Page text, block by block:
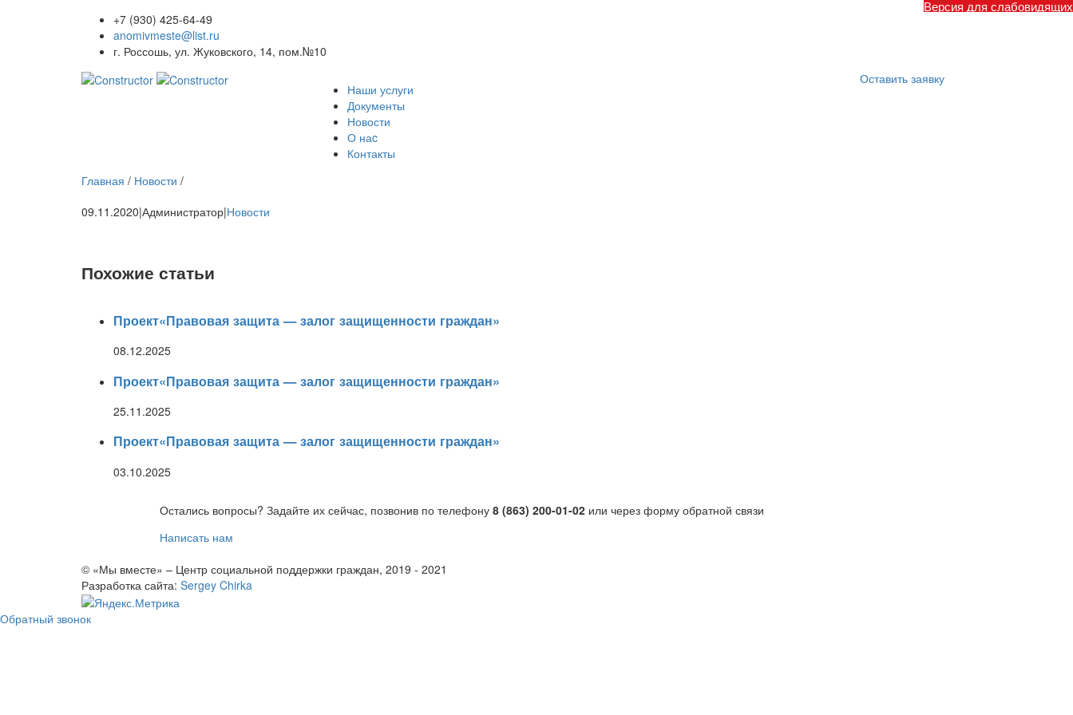
Версия для слабовидящих
+7 (930) 425-64-49
anomivmeste@list.ru
г. Россошь, ул. Жуковского, 14, пом.№10
Наши услуги
Документы
Новости
О наc
Контакты
Оставить заявку
Главная / Новости /
09.11.2020|Администратор|Новости
Похожие статьи
Проект«Правовая защита — залог защищенности граждан»
08.12.2025
Проект«Правовая защита — залог защищенности граждан»
25.11.2025
Проект«Правовая защита — залог защищенности граждан»
03.10.2025
Остались вопросы? Задайте их сейчас, позвонив по телефону 8 (863) 200-01-02или через форму обратной связи
Написать нам
© «Мы вместе» – Центр социальной поддержки граждан, 2019 - 2021
Разработка сайта: Sergey Chirka
Обратный звонок